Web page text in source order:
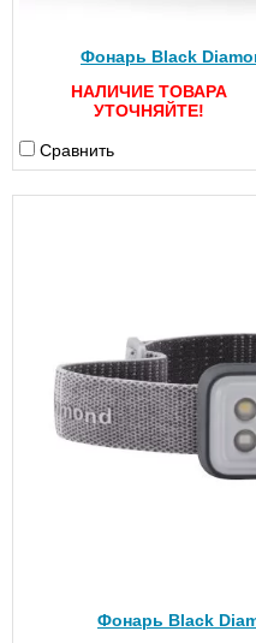
Фонарь Black
НАЛИЧИЕ ТОВАРА
УТОЧНЯЙТЕ!
Сравнить
Фонарь Black